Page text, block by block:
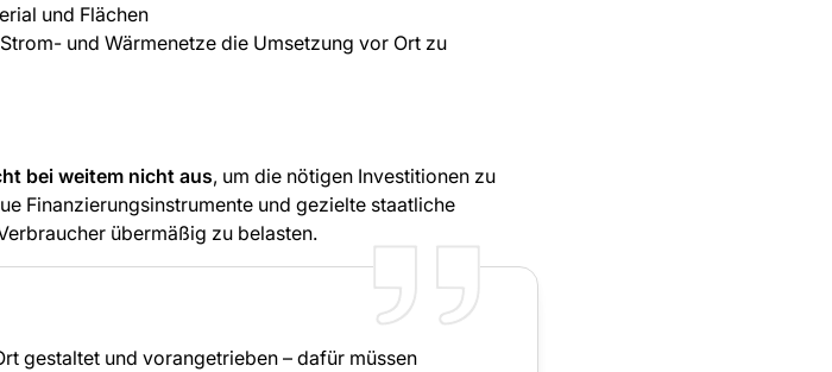
und Flächen
und Wärmenetze die Umsetzung vor Ort zu
bei weitem nicht aus, um die nötigen Investitionen zu
Finanzierungsinstrumente und gezielte staatliche
übermäßig zu belasten.
gestaltet und vorangetrieben – dafür müssen